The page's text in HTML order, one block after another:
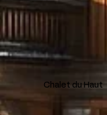
Chalet du Haut